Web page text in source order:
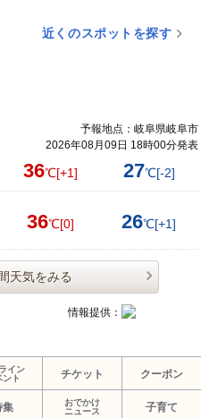
近くのスポットを探す
予報地点：岐阜県岐阜市
2026年08月09日 18時00分発表
36℃[+1] 27℃[-2]
36℃[0] 26℃[+1]
天気をみる
情報提供：
イン
ント
チケット クーポン
集
おでかけ
ニュース
子育て